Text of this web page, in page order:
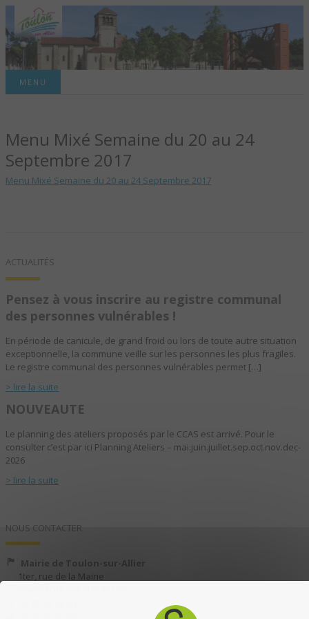
TOULON-SUR-
ALLIER – SITE
OFFICIEL DE LA
MENU
Menu Mixé Semaine du 20 au 24
Septembre 2017
Menu Mixé Semaine du 20 au 24 Septembre 2017
ACTUALITÉS
Pensez à vous inscrire au registre communal
des personnes vulnérables !
En période de canicule, de grand froid ou lors de toute autre situation
exceptionnelle, la commune veille sur les personnes les plus fragiles.
Le registre communal des personnes vulnérables permet […]
> lire la suite
NOUVEAUTE
Le planning des ateliers proposés par le CCAS est arrivé. Pour le
consulter c’est par ici Planning Ateliers – mai.juin.juillet.sep.oct.nov.dec-
2026
> lire la suite
NOUS CONTACTER
Mairie de Toulon-sur-Allier
1ter, rue de la Mairie